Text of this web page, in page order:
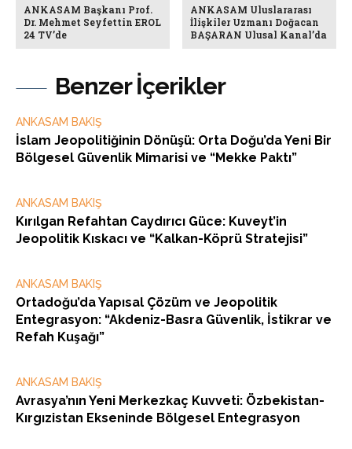
Benzer İçerikler
ANKASAM BAKIŞ
İslam Jeopolitiğinin Dönüşü: Orta Doğu’da Yeni Bir
Bölgesel Güvenlik Mimarisi ve “Mekke Paktı”
ANKASAM BAKIŞ
Kırılgan Refahtan Caydırıcı Güce: Kuveyt’in
Jeopolitik Kıskacı ve “Kalkan-Köprü Stratejisi”
ANKASAM BAKIŞ
Ortadoğu’da Yapısal Çözüm ve Jeopolitik
Entegrasyon: “Akdeniz-Basra Güvenlik, İstikrar ve
Refah Kuşağı”
ANKASAM BAKIŞ
Avrasya’nın Yeni Merkezkaç Kuvveti: Özbekistan-
Kırgızistan Ekseninde Bölgesel Entegrasyon
ANKASAM Başkanı Prof.
Dr. Mehmet Seyfettin EROL
24 TV’de
ANKASAM Uluslararası
İlişkiler Uzmanı Doğacan
BAŞARAN Ulusal Kanal’da